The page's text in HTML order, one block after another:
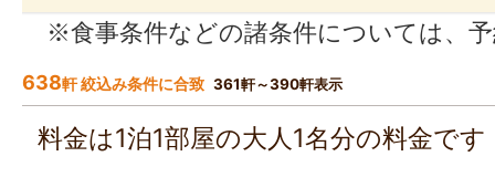
※食事条件などの諸条件については、
638軒 絞込み条件に合致 361軒～390軒表示
料金は1泊1部屋の大人1名分の料金で